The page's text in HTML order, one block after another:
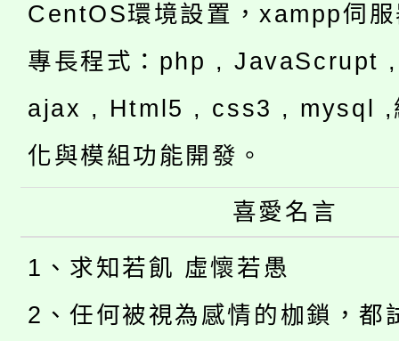
CentOS環境設置，xampp伺
專長程式：php , JavaScrupt
ajax , Html5 , css3 , mysql ,
化與模組功能開發。
喜愛名言
1、求知若飢 虛懷若愚
2、任何被視為感情的枷鎖，都